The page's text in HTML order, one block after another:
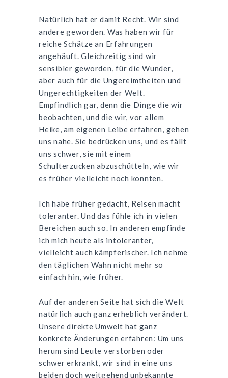
Natürlich hat er damit Recht. Wir sind
andere geworden. Was haben wir für
reiche Schätze an Erfahrungen
angehäuft. Gleichzeitig sind wir
sensibler geworden, für die Wunder,
aber auch für die Ungereimtheiten und
Ungerechtigkeiten der Welt.
Empfindlich gar, denn die Dinge die wir
beobachten, und die wir, vor allem
Heike, am eigenen Leibe erfahren, gehen
uns nahe. Sie bedrücken uns, und es fällt
uns schwer, sie mit einem
Schulterzucken abzuschütteln, wie wir
es früher vielleicht noch konnten.
Ich habe früher gedacht, Reisen macht
toleranter. Und das fühle ich in vielen
Bereichen auch so. In anderen empfinde
ich mich heute als intoleranter,
vielleicht auch kämpferischer. Ich nehme
den täglichen Wahn nicht mehr so
einfach hin, wie früher.
Auf der anderen Seite hat sich die Welt
natürlich auch ganz erheblich verändert.
Unsere direkte Umwelt hat ganz
konkrete Änderungen erfahren: Um uns
herum sind Leute verstorben oder
schwer erkrankt, wir sind in eine uns
beiden doch weitgehend unbekannte